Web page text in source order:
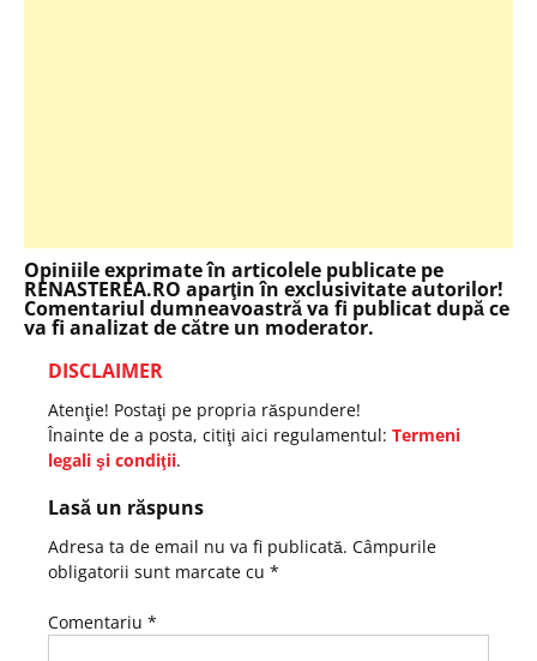
Opiniile exprimate în articolele publicate pe
RENASTEREA.RO aparţin în exclusivitate autorilor!
Comentariul dumneavoastră va fi publicat după ce
va fi analizat de către un moderator.
DISCLAIMER
Atenţie! Postaţi pe propria răspundere!
Înainte de a posta, citiţi aici regulamentul: Termeni
legali şi condiţii.
Lasă un răspuns
Adresa ta de email nu va fi publicată. Câmpurile
obligatorii sunt marcate cu *
Comentariu *